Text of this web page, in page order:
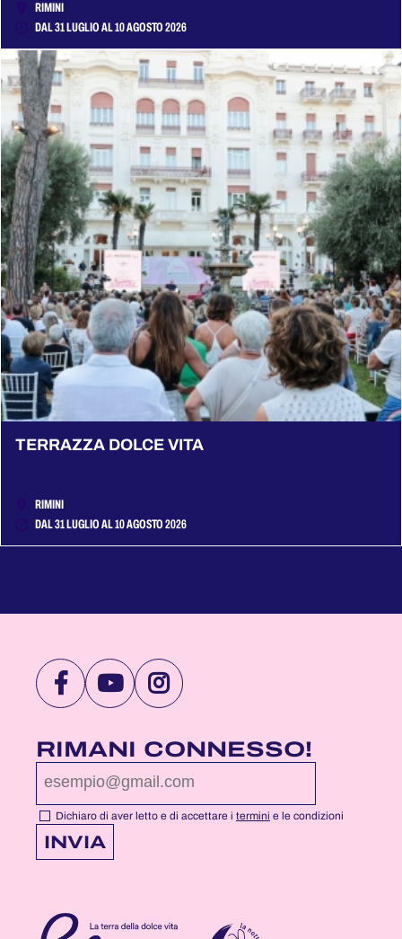
RIMINI
DAL 31 LUGLIO AL 10 AGOSTO 2026
TERRAZZA DOLCE VITA
RIMINI
DAL 31 LUGLIO AL 10 AGOSTO 2026
VISITA
PAGINA
FACEBOOK
DI
NOTTEROSA
VISITA
PAGINA
YOUTUBE
DI
NOTTEROSA
VISITA
PAGINA
INSTAGRAM
DI
NOTTEROSA
RIMANI CONNESSO!
Dichiaro di aver letto e di accettare i termini e le condizioni
INVIA